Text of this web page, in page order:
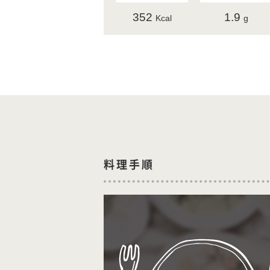
352 Kcal 1.9 g
料理手順